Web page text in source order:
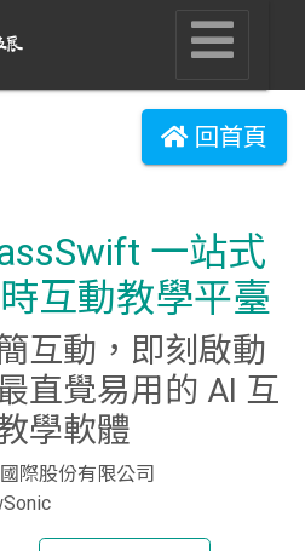
回首頁
一站式
互動教學平臺
互動，即刻啟動
最直覺易用的 AI 互
學軟體
際股份有限公司